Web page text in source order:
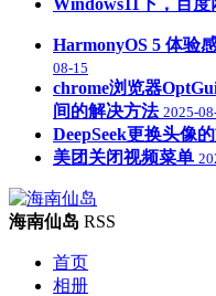
HarmonyOS 5 体验
08-15
chrome浏览器
间的解决方法 2025-
DeepSeek更换头像
美团关闭视频菜单
海南仙岛 RSS
首页
相册